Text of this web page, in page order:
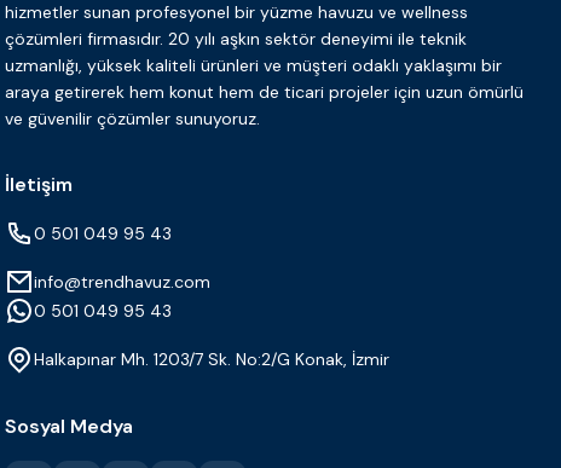
hizmetler sunan profesyonel bir yüzme havuzu ve wellness
çözümleri firmasıdır. 20 yılı aşkın sektör deneyimi ile teknik
uzmanlığı, yüksek kaliteli ürünleri ve müşteri odaklı yaklaşımı bir
araya getirerek hem konut hem de ticari projeler için uzun ömürlü
ve güvenilir çözümler sunuyoruz.
İletişim
0 501 049 95 43
info@trendhavuz.com
0 501 049 95 43
Halkapınar Mh. 1203/7 Sk. No:2/G Konak, İzmir
Sosyal Medya